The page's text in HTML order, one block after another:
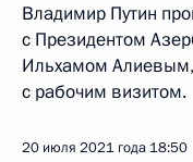
Владимир Путин
с Президентом
Ильхамом Алиевым,
с рабочим визитом.
20 июля 2021 года 18:50